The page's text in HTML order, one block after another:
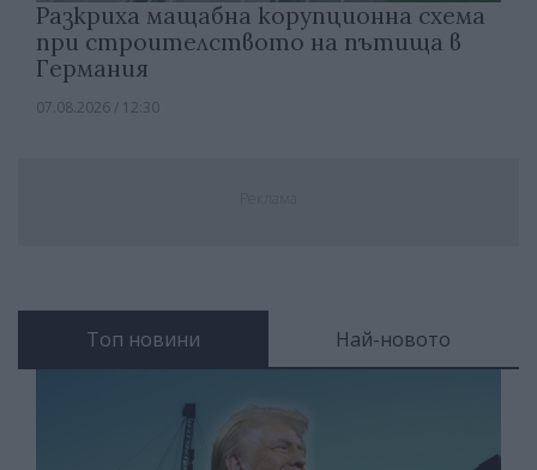
Разкриха мащабна корупционна схема
при строителството на пътища в
Германия
07.08.2026 / 12:30
Топ новини Най-новото